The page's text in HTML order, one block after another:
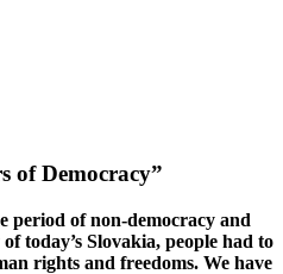
of Democracy”
period of non-democracy and
today’s Slovakia, people had to
rights and freedoms. We have